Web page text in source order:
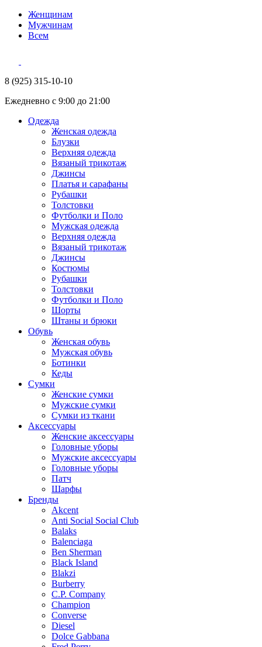
Женщинам
Мужчинам
Всем
8 (925) 315-10-10
Ежедневно с 9:00 до 21:00
Одежда
Женская одежда
Блузки
Верхняя одежда
Вязаный трикотаж
Джинсы
Платья и сарафаны
Рубашки
Толстовки
Футболки и Поло
Мужская одежда
Верхняя одежда
Вязаный трикотаж
Джинсы
Костюмы
Рубашки
Толстовки
Футболки и Поло
Шорты
Штаны и брюки
Обувь
Женская обувь
Мужская обувь
Ботинки
Кеды
Сумки
Женские сумки
Мужские сумки
Сумки из ткани
Аксессуары
Женские аксессуары
Головные уборы
Мужские аксессуары
Головные уборы
Патч
Шарфы
Бренды
Akcent
Anti Social Social Club
Balaks
Balenciaga
Ben Sherman
Black Island
Blakzi
Burberry
C.P. Company
Champion
Converse
Diesel
Dolce Gabbana